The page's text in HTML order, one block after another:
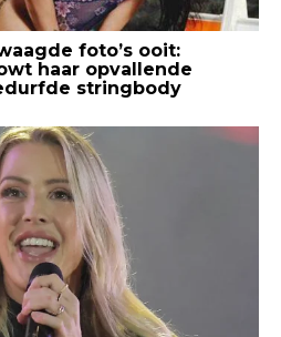
foto’s ooit:
haar opvallende
stringbody